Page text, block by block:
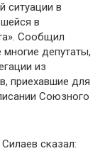
ситуации в
в
Сообщил
многие депутаты,
из
приехавшие для
Союзного
сказал: